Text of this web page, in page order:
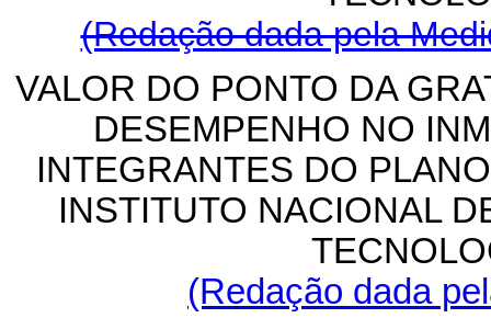
(Redação dada pela
VALOR DO PONTO DA
DESEMPENHO NO
INTEGRANTES DO
INSTITUTO NACIONAL
(Redação dada